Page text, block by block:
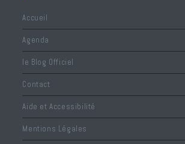
Accueil
Agenda
le Blog Officiel
Contact
Aide et Accessibilité
Mentions Légales